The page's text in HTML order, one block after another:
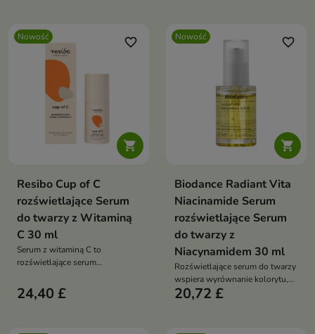
Nowość

favorite_border
Resibo Cup of C
rozświetlające Serum
do twarzy z Witaminą
C 30 ml
Serum z witaminą C to
rozświetlające serum
wspiera ochronę skóry przed
stresem oksydacyjnym, pomaga
24,40 £
Nowość

favorite_border
Biodance Radiant Vita
Niacinamide Serum
rozświetlające Serum
do twarzy z
Niacynamidem 30 ml
Rozświetlające serum do twarzy
wspiera wyrównanie kolorytu,
wygładzenie i redukcję
20,72 £